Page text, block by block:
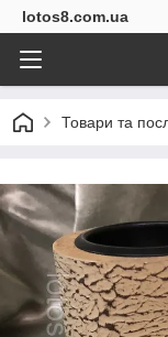
lotos8.com.ua
Товари та